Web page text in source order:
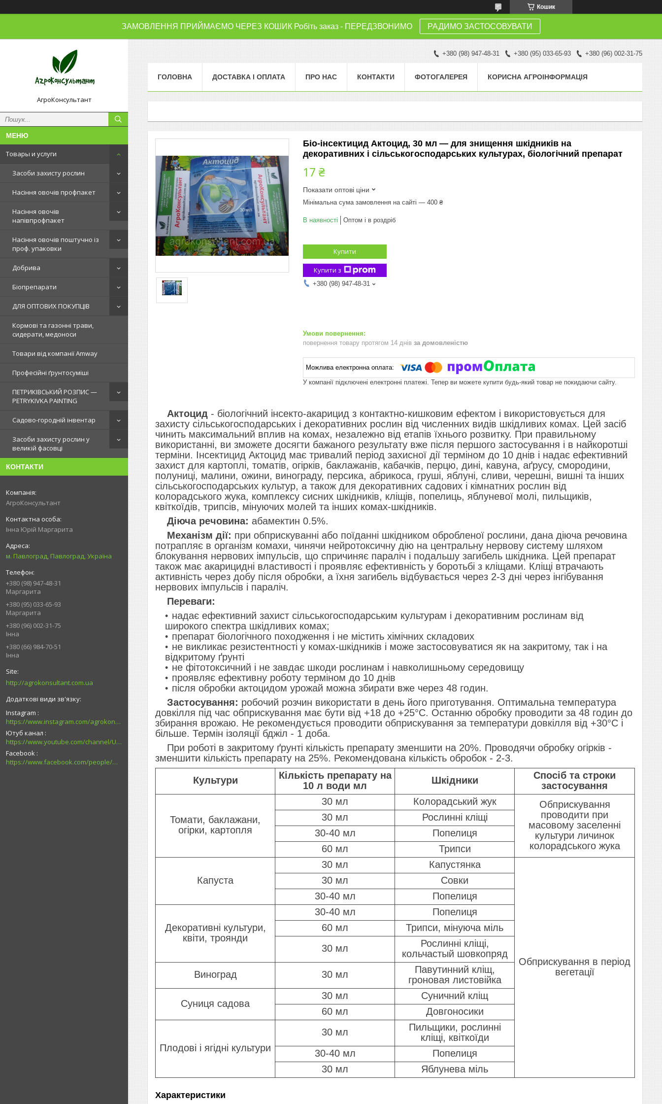
Кошик
ЗАМОВЛЕННЯ ПРИЙМАЄМО ЧЕРЕЗ КОШИК Робіть заказ - ПЕРЕДЗВОНИМО РАДИМО ЗАСТОСОВУВАТИ
АгроКонсультант
Товары и услуги
Засоби захисту рослин
Насіння овочів профпакет
Насіння овочів
напівпрофпакет
Насіння овочів поштучно із
проф. упаковки
Добрива
Біопрепарати
ДЛЯ ОПТОВИХ ПОКУПЦІВ
Кормові та газонні трави,
сидерати, медоноси
Товари від компанії Amway
Професійні ґрунтосуміші
ПЕТРИКІВСЬКИЙ РОЗПИС —
PETRYKIVKA PAINTING
Садово-городній інвентар
Засоби захисту рослин у
великій фасовці
КОНТАКТИ
АгроКонсультант
Інна Юрій Маргарита
м. Павлоград, Павлоград, Україна
+380 (98) 947-48-31
Маргарита
+380 (95) 033-65-93
Маргарита
+380 (96) 002-31-75
Інна
+380 (66) 984-70-51
Інна
http://agrokonsultant.com.ua
Instagram
https://www.instagram.com/agrokonsultant.com.ua
Ютуб канал
https://www.youtube.com/channel/UCsMskbYs7K45z-_p_4_grmQ
Facebook
https://www.facebook.com/people/%D0%90%D0%B3%D1%80%D0%BE%D0%BA%D0%BE%D0%BD%D1%81%D1%83%D0%BB%D1%8C%D1%82%D0%B0%D0%BD%D1%82-%D0%9F%D0%B0%D0%B2%D0%BB%D0%BE%D0%B3%D1%80%D0%B0%D0%B4/100027726794989/
+380 (98) 947-48-31 +380 (95) 033-65-93 +380 (96) 002-31-75
ГОЛОВНА ДОСТАВКА І ОПЛАТА ПРО НАС КОНТАКТИ ФОТОГАЛЕРЕЯ КОРИСНА АГРОІНФОРМАЦІЯ
Біо-інсектицид Актоцид, 30 мл — для знищення шкідників на
декоративних і сільськогосподарських культурах, біологічний препарат
17 ₴
Показати оптові ціни
Мінімальна сума замовлення на сайті — 400 ₴
В наявності Оптом і в роздріб
Купити
Купити з
+380 (98) 947-48-31
повернення товару протягом 14 днів за домовленістю
У компанії підключені електронні платежі. Тепер ви можете купити будь-який товар не покидаючи сайту.
Актоцид - біологічний інсекто-акарицид з контактно-кишковим ефектом і використовується для
захисту сільськогосподарських і декоративних рослин від численних видів шкідливих комах. Цей засіб
чинить максимальний вплив на комах, незалежно від етапів їхнього розвитку. При правильному
використанні, ви зможете досягти бажаного результату вже після першого застосування і в найкоротші
терміни. Інсектицид Актоцид має тривалий період захисної дії терміном до 10 днів і надає ефективний
захист для картоплі, томатів, огірків, баклажанів, кабачків, перцю, дині, кавуна, аґрусу, смородини,
полуниці, малини, ожини, винограду, персика, абрикоса, груші, яблуні, сливи, черешні, вишні та інших
сільськогосподарських культур, а також для декоративних садових і кімнатних рослин від
колорадського жука, комплексу сисних шкідників, кліщів, попелиць, яблуневої молі, пильщиків,
квіткоїдів, трипсів, мінуючих молей та інших комах-шкідників.
Діюча речовина: абамектин 0.5%.
Механізм дії: при обприскуванні або поїданні шкідником обробленої рослини, дана діюча речовина
потрапляє в організм комахи, чинячи нейротоксичну дію на центральну нервову систему шляхом
блокування нервових імпульсів, що спричиняє параліч і подальшу загибель шкідника. Цей препарат
також має акарицидні властивості і проявляє ефективність у боротьбі з кліщами. Кліщі втрачають
активність через добу після обробки, а їхня загибель відбувається через 2-3 дні через інгібування
нервових імпульсів і параліч.
Переваги:
надає ефективний захист сільськогосподарським культурам і декоративним рослинам від
широкого спектра шкідливих комах;
препарат біологічного походження і не містить хімічних складових
не викликає резистентності у комах-шкідників і може застосовуватися як на закритому, так і на
відкритому ґрунті
не фітотоксичний і не завдає шкоди рослинам і навколишньому середовищу
проявляє ефективну роботу терміном до 10 днів
після обробки актоцидом урожай можна збирати вже через 48 годин.
Застосування: робочий розчин використати в день його приготування. Оптимальна температура
довкілля під час обприскування має бути від +18 до +25°C. Останню обробку проводити за 48 годин до
збирання врожаю. Не рекомендується проводити обприскування за температури довкілля від +30°C і
більше. Термін ізоляції бджіл - 1 доба.
При роботі в закритому ґрунті кількість препарату зменшити на 20%. Проводячи обробку огірків -
зменшити кількість препарату на 25%. Рекомендована кількість обробок - 2-3.
Культури
Кількість препарату на
10 л води мл
Шкідники
Спосіб та строки
застосування
Томати, баклажани,
огірки, картопля
30 мл Колорадський жук
Обприскування
проводити при
масовому заселенні
культури личинок
колорадського жука
30 мл
Рослинні кліщі
30-40 мл
Попелиця
60 мл
Трипси
Капуста
30 мл Капустянка
Обприскування в період
вегетації
30 мл
Совки
30-40 мл
Попелиця
Декоративні культури,
квіти, троянди
30-40 мл
Попелиця
60 мл
Трипси, мінуюча міль
30 мл
Рослинні кліщі,
кольчастый шовкопряд
Виноград
30 мл
Павутинний кліщ,
гроновая листовійка
Суниця садова
30 мл
Суничний кліщ
60 мл
Довгоносики
Плодові і ягідні культури
30 мл
Пильщики, рослинні
кліщі, квіткоїди
30-40 мл
Попелиця
30 мл
Яблунева міль
Характеристики